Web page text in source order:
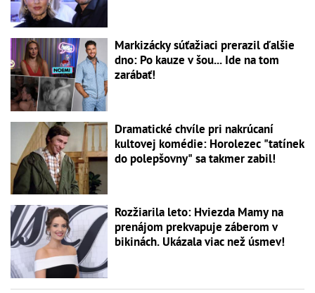
Markizácky súťažiaci prerazil ďalšie
dno: Po kauze v šou... Ide na tom
zarábať!
Dramatické chvíle pri nakrúcaní
kultovej komédie: Horolezec "tatínek
do polepšovny" sa takmer zabil!
Rozžiarila leto: Hviezda Mamy na
prenájom prekvapuje záberom v
bikinách. Ukázala viac než úsmev!